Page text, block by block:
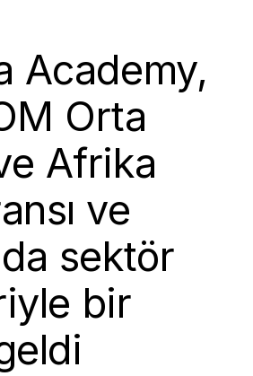
Academy,
Orta
Afrika
ve
sektör
bir